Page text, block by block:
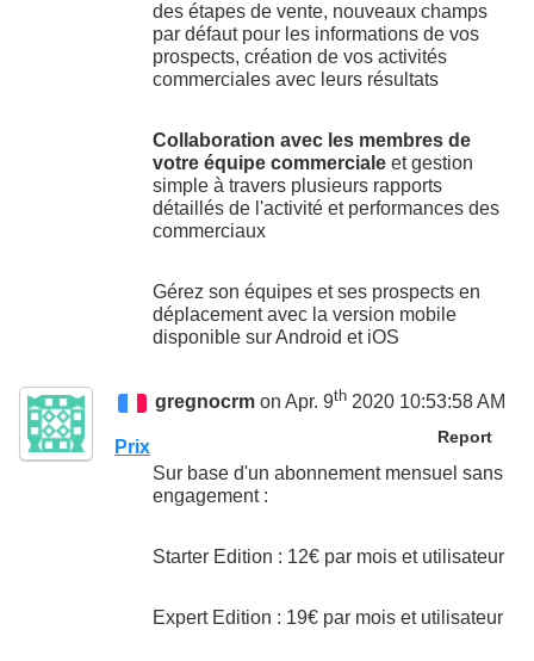
des étapes de vente, nouveaux champs
par défaut pour les informations de vos
prospects, création de vos activités
commerciales avec leurs résultats
Collaboration avec les membres de
votre équipe commerciale et gestion
simple à travers plusieurs rapports
détaillés de l'activité et performances des
commerciaux
Gérez son équipes et ses prospects en
déplacement avec la version mobile
disponible sur Android et iOS
gregnocrm on Apr. 9th 2020 10:53:58 AM
Report
Prix
Sur base d'un abonnement mensuel sans
engagement :
Starter Edition : 12€ par mois et utilisateur
Expert Edition : 19€ par mois et utilisateur